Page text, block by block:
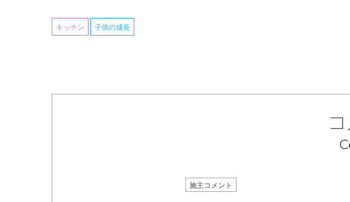
子供の成長
キッチン
施主コメント